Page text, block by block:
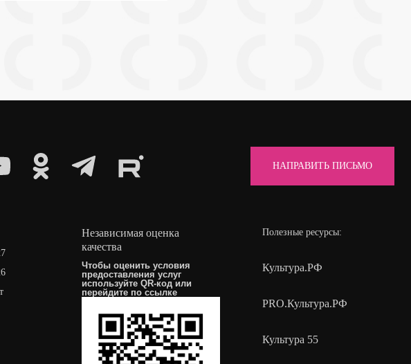
НАПРАВИТЬ ПИСЬМО
Независимая оценка
качества
Чтобы оценить условия
предоставления услуг
используйте QR-код или
перейдите поссылке
Полезные ресурсы:
Культура.РФ
PRO.Культура.РФ
Культура 55